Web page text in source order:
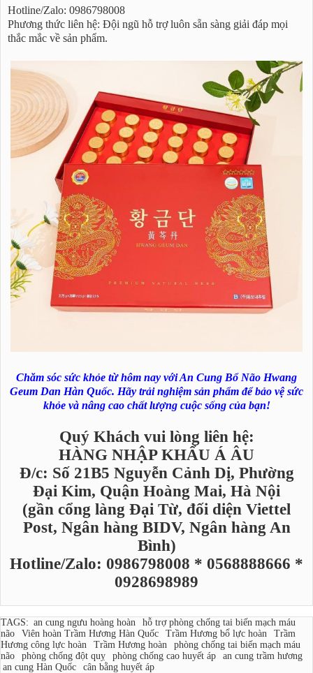
Hotline/Zalo: 0986798008
Phương thức liên hệ: Đội ngũ hỗ trợ luôn sẵn sàng giải đáp mọi
thắc mắc về sản phẩm.
Chăm sóc sức khỏe từ hôm nay với An Cung Bổ Não Hwang
Geum Dan Hàn Quốc. Hãy trải nghiệm sản phẩm để bảo vệ sức
khỏe và nâng cao chất lượng cuộc sống của bạn!
Quý Khách vui lòng liên hệ:
HÀNG NHẬP KHẨU Á ÂU
Đ/c: Số 21B5 Nguyễn Cảnh Dị, Phường
Đại Kim, Quận Hoàng Mai, Hà Nội
(gần cổng làng Đại Từ, đối diện Viettel
Post, Ngân hàng BIDV, Ngân hàng An
Bình)
Hotline/Zalo: 0986798008 * 0568888666 *
0928698989
TAGS: an cung ngưu hoàng hoàn
hỗ trợ phòng chống tai biến mạch máu
não
Viên hoàn Trầm Hương Hàn Quốc Trầm Hương bổ lực hoàn
Trầm
Hương công lực hoàn
Trầm Hương hoàn
phòng chống tai biến mạch máu
não
phòng chống đột quỵ phòng chống cao huyết áp
an cung trầm hương
an cung Hàn Quốc
cân bằng huyết áp